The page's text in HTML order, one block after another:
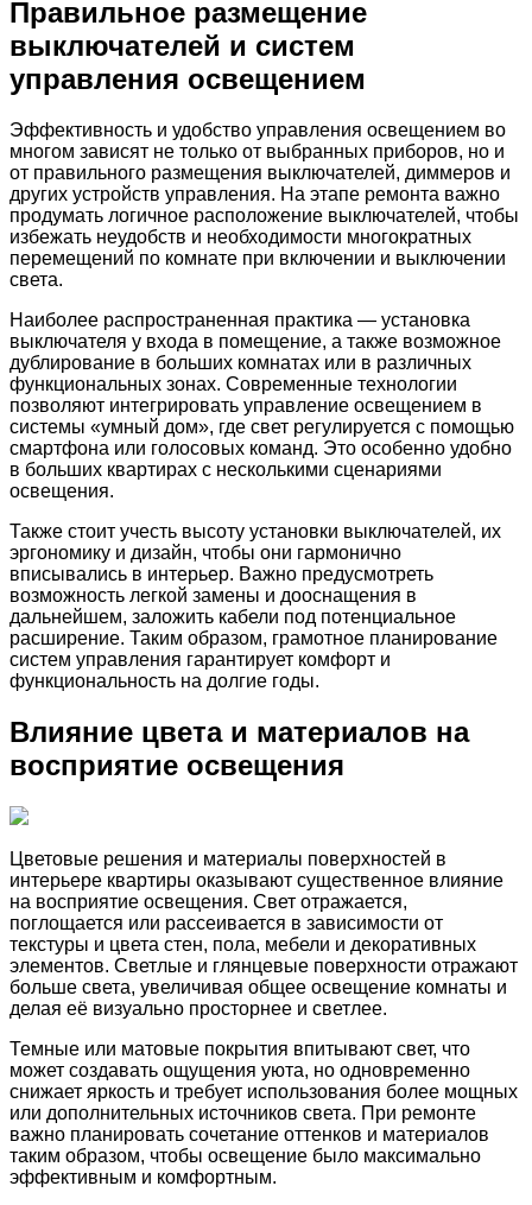
Правильное размещение
выключателей и систем
управления освещением
Эффективность и удобство управления освещением во
многом зависят не только от выбранных приборов, но и
от правильного размещения выключателей, диммеров и
других устройств управления. На этапе ремонта важно
продумать логичное расположение выключателей, чтобы
избежать неудобств и необходимости многократных
перемещений по комнате при включении и выключении
света.
Наиболее распространенная практика — установка
выключателя у входа в помещение, а также возможное
дублирование в больших комнатах или в различных
функциональных зонах. Современные технологии
позволяют интегрировать управление освещением в
системы «умный дом», где свет регулируется с помощью
смартфона или голосовых команд. Это особенно удобно
в больших квартирах с несколькими сценариями
освещения.
Также стоит учесть высоту установки выключателей, их
эргономику и дизайн, чтобы они гармонично
вписывались в интерьер. Важно предусмотреть
возможность легкой замены и дооснащения в
дальнейшем, заложить кабели под потенциальное
расширение. Таким образом, грамотное планирование
систем управления гарантирует комфорт и
функциональность на долгие годы.
Влияние цвета и материалов на
восприятие освещения
Цветовые решения и материалы поверхностей в
интерьере квартиры оказывают существенное влияние
на восприятие освещения. Свет отражается,
поглощается или рассеивается в зависимости от
текстуры и цвета стен, пола, мебели и декоративных
элементов. Светлые и глянцевые поверхности отражают
больше света, увеличивая общее освещение комнаты и
делая её визуально просторнее и светлее.
Темные или матовые покрытия впитывают свет, что
может создавать ощущения уюта, но одновременно
снижает яркость и требует использования более мощных
или дополнительных источников света. При ремонте
важно планировать сочетание оттенков и материалов
таким образом, чтобы освещение было максимально
эффективным и комфортным.